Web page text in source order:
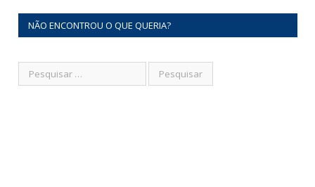
NÃO ENCONTROU O QUE QUERIA?